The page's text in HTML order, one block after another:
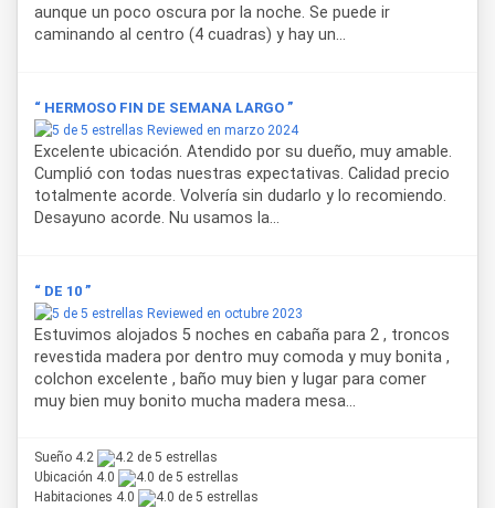
aunque un poco oscura por la noche. Se puede ir
caminando al centro (4 cuadras) y hay un...
“ HERMOSO FIN DE SEMANA LARGO ”
Reviewed en marzo 2024
Excelente ubicación. Atendido por su dueño, muy amable.
Cumplió con todas nuestras expectativas. Calidad precio
totalmente acorde. Volvería sin dudarlo y lo recomiendo.
Desayuno acorde. Nu usamos la...
“ DE 10 ”
Reviewed en octubre 2023
Estuvimos alojados 5 noches en cabaña para 2 , troncos
revestida madera por dentro muy comoda y muy bonita ,
colchon excelente , baño muy bien y lugar para comer
muy bien muy bonito mucha madera mesa...
Sueño 4.2
Ubicación 4.0
Habitaciones 4.0